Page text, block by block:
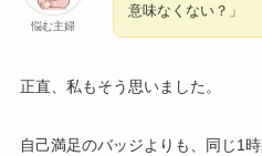
悩む主婦
意味なくない？」
正直、私もそう思いました。
自己満足のバッジよりも、同じ1